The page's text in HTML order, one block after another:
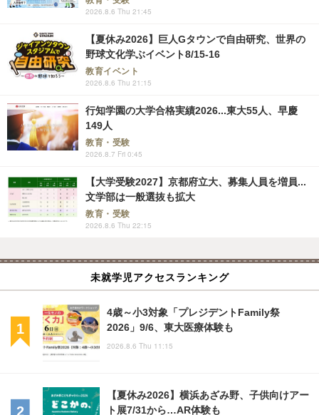
2026.8.6 Thu 21:45
【夏休み2026】巨人Gタウンで自由研究、世界の
野球文化学ぶイベント8/15-16
教育イベント
2026.8.6 Thu 21:15
行知学園の大学合格実績2026...東大55人、早慶
149人
教育・受験
2026.8.7 Fri 0:45
【大学受験2027】京都府立大、募集人員を増員...
文学部は一般選抜も拡大
教育・受験
2026.8.6 Thu 22:15
未就学児アクセスランキング
4歳～小3対象「プレジデントFamily祭
2026」9/6、東大医療体験も
2026.8.6 Thu 11:15
【夏休み2026】横浜あざみ野、子供向けアー
ト展7/31から…AR体験も